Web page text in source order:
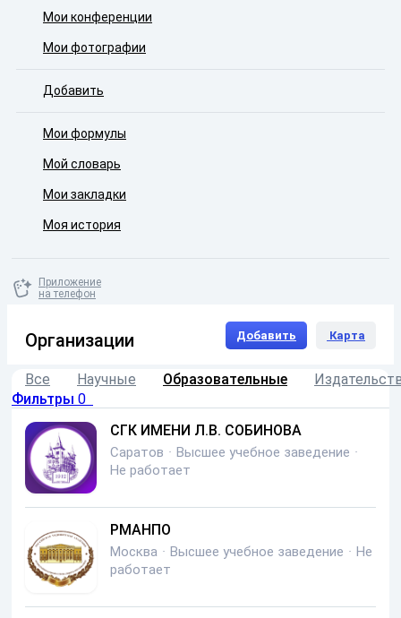
Мои конференции
Мои фотографии
Добавить
Мои формулы
Мой словарь
Мои закладки
Моя история
Приложение
на телефон
Организации Добавить Карта
Все Научные Образовательные
Фильтры 0
СГК ИМЕНИ Л.В. СОБИНОВА
Саратов · Высшее учебное заведение ·
Не работает
РМАНПО
Москва · Высшее учебное заведение · Не
работает